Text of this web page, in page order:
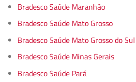
Bradesco Saúde Maranhão
Bradesco Saúde Mato Grosso
Bradesco Saúde Mato Grosso do Sul
Bradesco Saúde Minas Gerais
Bradesco Saúde Pará